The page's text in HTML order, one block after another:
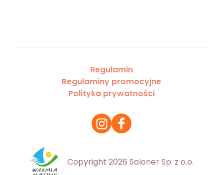
Regulamin
Regulaminy promocyjne
Polityka prywatności
Copyright 2026 Saloner Sp. z o.o.